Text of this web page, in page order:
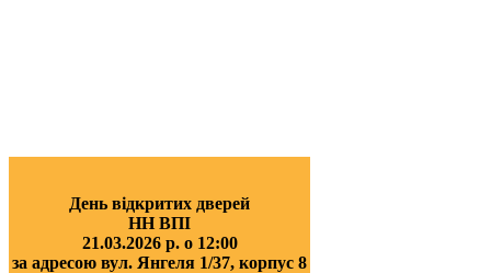
День відкритих дверей
НН ВПІ
21.03.2026 р. о 12:00
за адресою вул. Янгеля 1/37, корпус 8